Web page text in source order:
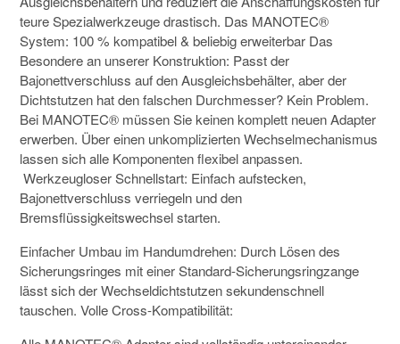
teure Spezialwerkzeuge drastisch. Das MANOTEC®
System: 100 % kompatibel & beliebig erweiterbar Das
Besondere an unserer Konstruktion: Passt der
Bajonettverschluss auf den Ausgleichsbehälter, aber der
Dichtstutzen hat den falschen Durchmesser? Kein Problem.
Bei MANOTEC® müssen Sie keinen komplett neuen Adapter
erwerben. Über einen unkomplizierten Wechselmechanismus
lassen sich alle Komponenten flexibel anpassen.
Werkzeugloser Schnellstart: Einfach aufstecken,
Bajonettverschluss verriegeln und den
Bremsflüssigkeitswechsel starten.
Einfacher Umbau im Handumdrehen: Durch Lösen des
Sicherungsringes mit einer Standard-Sicherungsringzange
lässt sich der Wechseldichtstutzen sekundenschnell
tauschen. Volle Cross-Kompatibilität: